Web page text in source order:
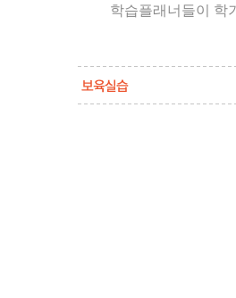
학습플래너들이 학